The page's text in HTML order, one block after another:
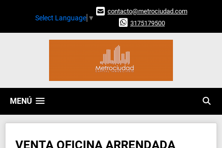
Select Language ▼
contacto@metrociudad.com
3175179500
MENÚ
VENTA OFICINA ARRENDADA